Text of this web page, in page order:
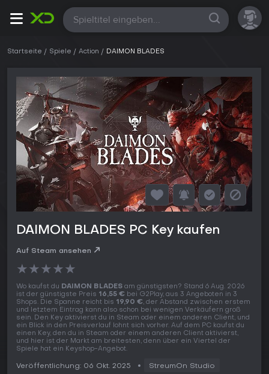
Alle
Startseite Spiele Action DAIMON BLADES
DAIMON BLADES PC Key kaufen
Auf Steam ansehen
★★★★★
Wo kaufst du DAIMON BLADES am günstigsten? Stand 6 Aug. 2026
ist der günstigste Preis 16,55 € bei G2Play, aus 3 Angeboten in 3
Shops. Die Spanne reicht bis 19,90 €, der Abstand zwischen erstem
und letztem Eintrag kann also schon bei wenigen Verkäufern groß
sein. Den Key aktivierst du in Steam oder einem anderen Client, und
ein Blick in den Preisverlauf lohnt sich vorher. Auf dem PC kaufst du
einen Key, den du in Steam oder einem anderen Client aktivierst,
und hier ist der Markt am breitesten, denn über ein Viertel der
Spiele hat ein Keyshop-Angebot.
Veröffentlichung: 06 Okt. 2025 StreumOn Studio